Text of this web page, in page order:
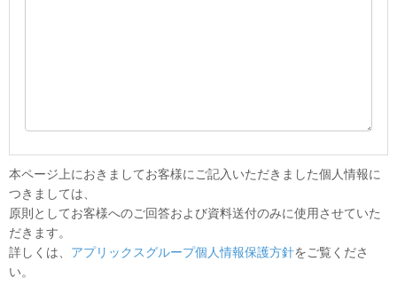
本ページ上におきましてお客様にご記入いただきました個人情報に
つきましては、
原則としてお客様へのご回答および資料送付のみに使用させていた
だきます。
詳しくは、 アプリックスグループ個人情報保護方針をご覧くださ
い。